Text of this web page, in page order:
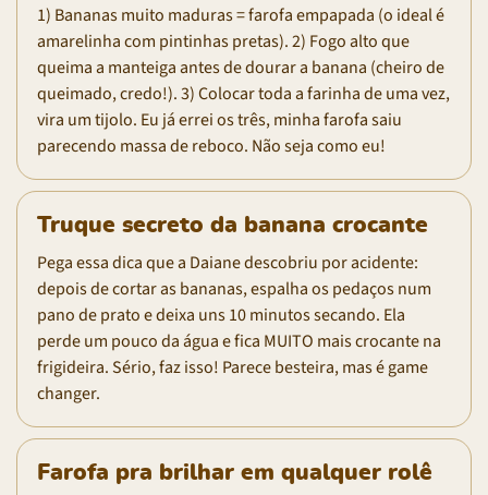
1) Bananas muito maduras = farofa empapada (o ideal é
amarelinha com pintinhas pretas). 2) Fogo alto que
queima a manteiga antes de dourar a banana (cheiro de
queimado, credo!). 3) Colocar toda a farinha de uma vez,
vira um tijolo. Eu já errei os três, minha farofa saiu
parecendo massa de reboco. Não seja como eu!
Truque secreto da banana crocante
Pega essa dica que a Daiane descobriu por acidente:
depois de cortar as bananas, espalha os pedaços num
pano de prato e deixa uns 10 minutos secando. Ela
perde um pouco da água e fica MUITO mais crocante na
frigideira. Sério, faz isso! Parece besteira, mas é game
changer.
Farofa pra brilhar em qualquer rolê